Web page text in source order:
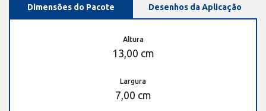
Dimensões do Pacote Desenhos da Aplicação
Altura
13,00 cm
Largura
7,00 cm